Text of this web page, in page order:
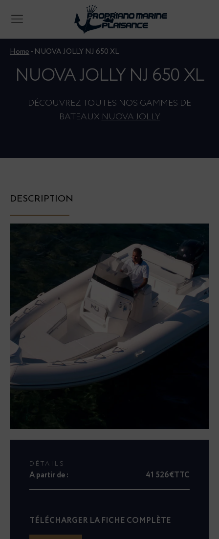
Home- NUOVA JOLLY NJ 650 XL
NUOVA JOLLY NJ 650 XL
DÉCOUVREZ TOUTES NOS GAMMES DE
BATEAUXNUOVA JOLLY
DESCRIPTION
DÉTAILS
A partir de : 41 526€TTC
TÉLÉCHARGER LA FICHE COMPLÈTE